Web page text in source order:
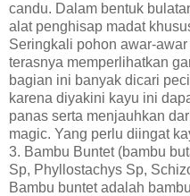
candu. Dalam bentuk
alat penghisap madat
Seringkali pohon awar-
terasnya memperlihatkan
bagian ini banyak dicari
karena diyakini kayu ini
panas serta menjauhkan
magic. Yang perlu diingat
3. Bambu Buntet (bambu
Sp, Phyllostachys Sp,
Bambu buntet adalah